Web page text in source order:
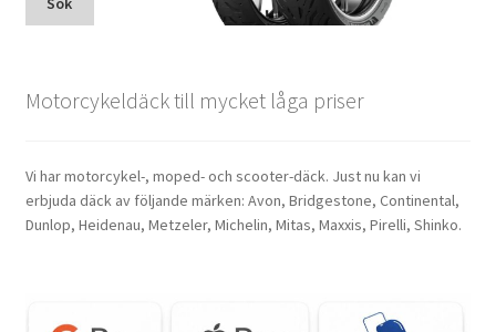
Motorcykeldäck till mycket låga priser
Vi har motorcykel-, moped- och scooter-däck. Just nu kan vi
erbjuda däck av följande märken: Avon, Bridgestone, Continental,
Dunlop, Heidenau, Metzeler, Michelin, Mitas, Maxxis, Pirelli, Shinko.